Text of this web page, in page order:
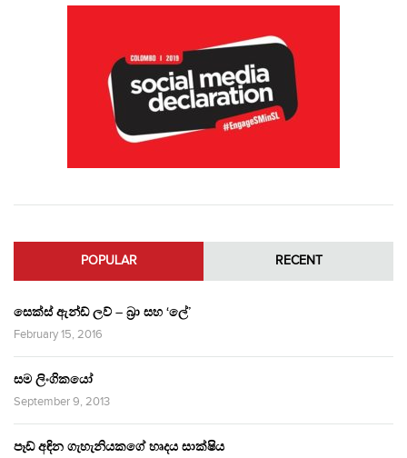
POPULAR RECENT
සෙක්ස් ඇන්ඩ් ලව් – බ්‍රා සහ ‘ලේ’
February 15, 2016
සම ලිංගිකයෝ
September 9, 2013
පෑඩ් අඳින ගැහැනියකගේ හෘදය සාක්ෂිය